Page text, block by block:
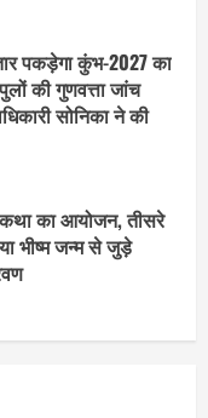
पकड़ेगा कुंभ-2027 का
की गुणवत्ता जांच
सोनिका ने की
कथा का आयोजन, तीसरे
भीष्म जन्म से जुड़े
चौकी से अपने